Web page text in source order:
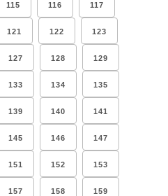
115 116 117
121 122 123
127 128 129
133 134 135
139 140 141
145 146 147
151 152 153
157 158 159